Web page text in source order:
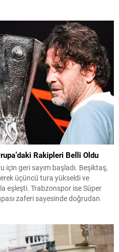
Grynkewich’in Pentagon’a
Rakipleri Belli Oldu
için geri sayım başladı. Beşiktaş,
üçüncü tura yükseldi ve
eşleşti. Trabzonspor ise Süper
zaferi sayesinde doğrudan